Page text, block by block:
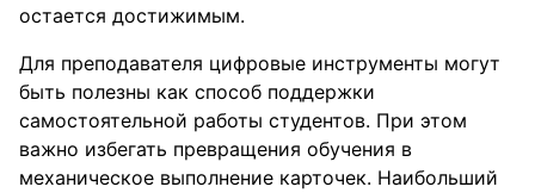
остается достижимым.
Для преподавателя цифровые инструменты могут
быть полезны как способ поддержки
самостоятельной работы студентов. При этом
важно избегать превращения обучения в
механическое выполнение карточек. Наибольший